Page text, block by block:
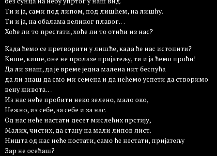
Ти и ја, сами под липом, под лишћем, на лишћу.
Ти и ја, на обалама великог плавог…
Хоће ли то престати, хоће ли то отићи из нас?
Када ћемо се претворити у лишће, када ће нас истопити?
Кише, кише, оне не пролазе пријатељу, ти и ја ћемо проћи!
Да ли знаш, да је време једна малена нит беспућа
да ли знаш да смо ми семена и да нећемо успети да створимо
вену живота…
Из нас неће пробити неко зелено, мало око,
Нежно, из себе, за себе и за нас.
Од нас неће настати десет мислећих прстију,
Малих, чистих, да стану на мали липов лист.
Ништа од нас неће постати, само ће нестати, пријатељу
Зар не осећаш?